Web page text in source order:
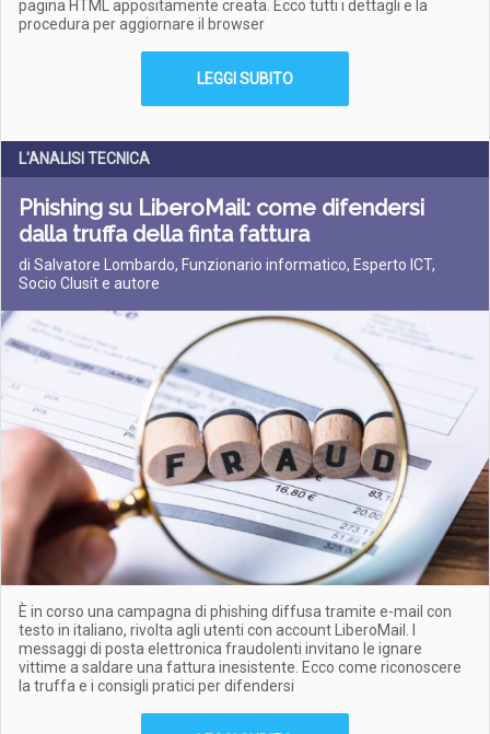
pagina HTML appositamente creata. Ecco tutti i dettagli e la
procedura per aggiornare il browser
LEGGI SUBITO
L'ANALISI TECNICA
Phishing su LiberoMail: come difendersi
dalla truffa della finta fattura
di Salvatore Lombardo, Funzionario informatico, Esperto ICT,
Socio Clusit e autore
È in corso una campagna di phishing diffusa tramite e-mail con
testo in italiano, rivolta agli utenti con account LiberoMail. I
messaggi di posta elettronica fraudolenti invitano le ignare
vittime a saldare una fattura inesistente. Ecco come riconoscere
la truffa e i consigli pratici per difendersi